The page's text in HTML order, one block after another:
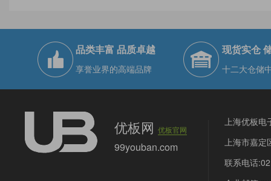
品类丰富 品质卓越
享誉业界的高端品牌
现货实仓
十二大仓储
优板网优板官网
99youban.com
上海优板电
上海市嘉定
联系电话